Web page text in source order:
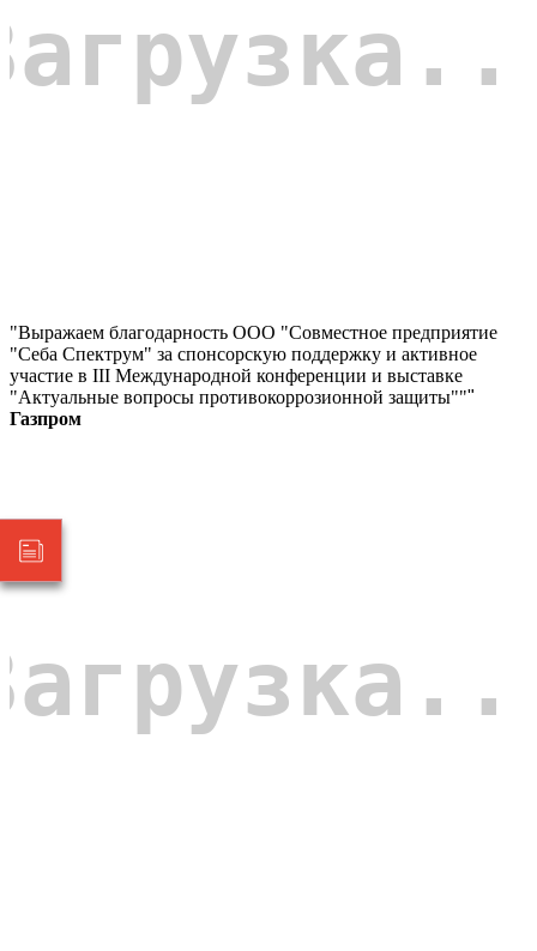
"Выражаем благодарность ООО "Совместное предприятие
"Себа Спектрум" за спонсорскую поддержку и активное
участие в III Международной конференции и выставке
"Актуальные вопросы противокоррозионной защиты"""
Газпром